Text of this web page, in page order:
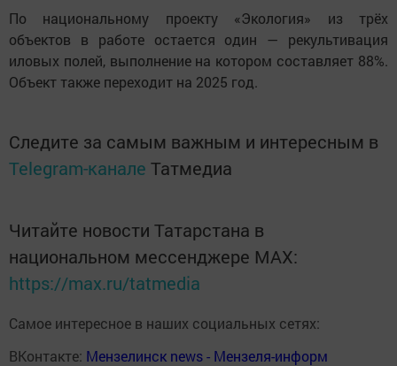
По национальному проекту «Экология» из трёх
объектов в работе остается один — рекультивация
иловых полей, выполнение на котором составляет 88%.
Объект также переходит на 2025 год.
Следите за самым важным и интересным в
Telegram-канале Татмедиа
Читайте новости Татарстана в
национальном мессенджере MАХ:
https://max.ru/tatmedia
Самое интересное в наших социальных сетях:
ВКонтакте: Мензелинск news - Мензеля-информ